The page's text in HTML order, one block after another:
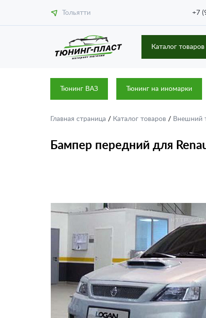
Тольятти +7
Каталог товаров
Тюнинг ВАЗ Тюнинг на иномарки
Главная страница / Каталог товаров / Внешний
Бампер передний для